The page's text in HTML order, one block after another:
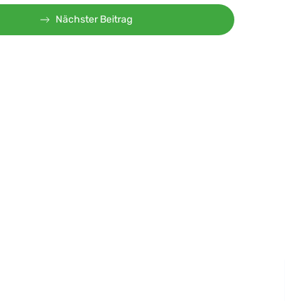
Nächster Beitrag